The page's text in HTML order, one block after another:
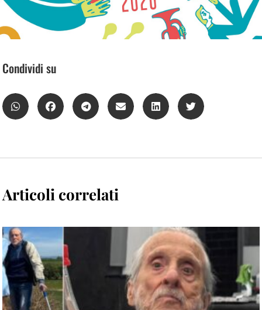
Condividi su
Articoli correlati